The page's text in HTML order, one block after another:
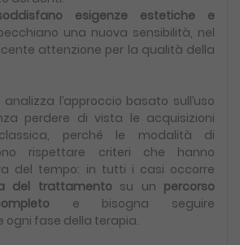
esigenze estetiche e
una nuova sensibilità, nel
attenzione per la qualità della
l’approccio basato sull’uso
perdere di vista le acquisizioni
classica, perché le modalità di
rispettare criteri che hanno
del tempo: in tutti i casi occorre
del trattamentosu un percorso
e bisogna seguire
ogni fase della terapia.